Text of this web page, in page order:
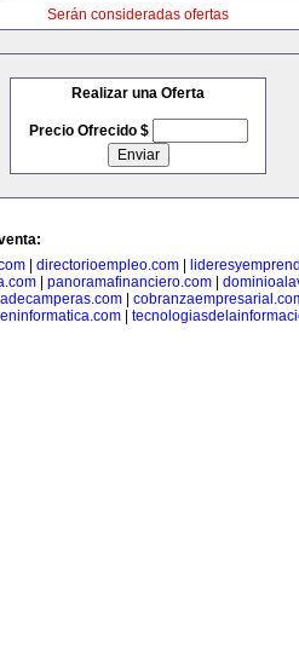
Serán consideradas ofertas
Realizar una Oferta
Precio Ofrecido $
| directorioempleo.com|
| panoramafinanciero.com|
|